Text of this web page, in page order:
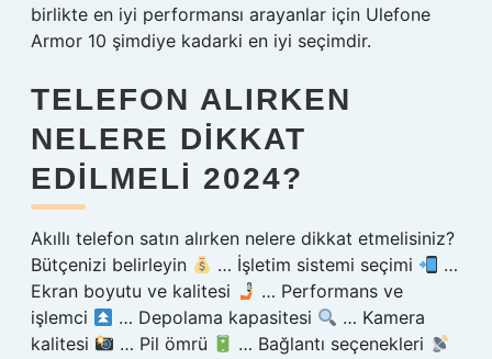
birlikte en iyi performansı arayanlar için Ulefone
Armor 10 şimdiye kadarki en iyi seçimdir.
TELEFON ALIRKEN
NELERE DIKKAT
EDILMELI 2024?
Akıllı telefon satın alırken nelere dikkat etmelisiniz?
Bütçenizi belirleyin
… İşletim sistemi seçimi
…
Ekran boyutu ve kalitesi
… Performans ve
işlemci
… Depolama kapasitesi
… Kamera
kalitesi
… Pil ömrü … Bağlantı seçenekleri